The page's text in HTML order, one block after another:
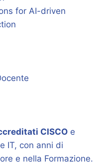
for AI-driven
CISCO e
IT, con anni di
e nella Formazione.